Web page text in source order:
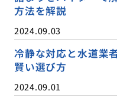
方法を解説
2024.09.03
冷静な対応と水道業
賢い選び方
2024.09.01